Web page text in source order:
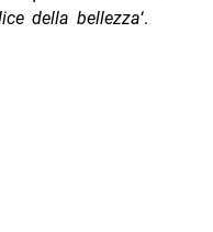
della bellezza‘.